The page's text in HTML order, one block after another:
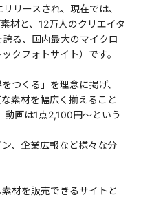
リースされ、現在では、
材と、12万人のクリエイタ
る、国内最大のマイクロ
クフォトサイト）です。
つくる」を理念に掲げ、
素材を幅広く揃えること
画は1点2,100円～という
、企業広報など様々な分
材を販売できるサイトと